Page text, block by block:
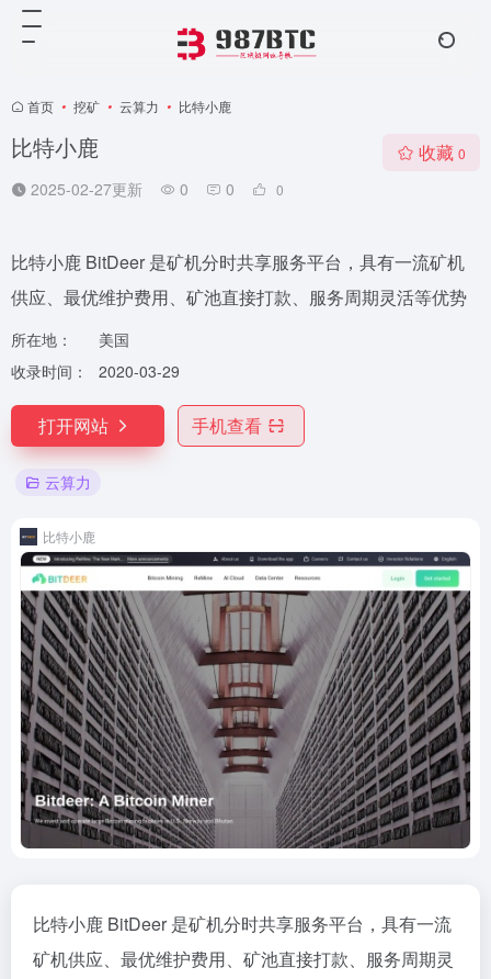
首页 • 挖矿 • 云算力 • 比特小鹿
比特小鹿
2025-02-27更新 0 0 0
收藏 0
比特小鹿 BitDeer 是矿机分时共享服务平台，具有一流矿机
供应、最优维护费用、矿池直接打款、服务周期灵活等优势
所在地：
美国
收录时间：
2020-03-29
打开网站 手机查看
云算力
比特小鹿
比特小鹿 BitDeer 是矿机分时共享服务平台，具有一流
矿机供应、最优维护费用、矿池直接打款、服务周期灵